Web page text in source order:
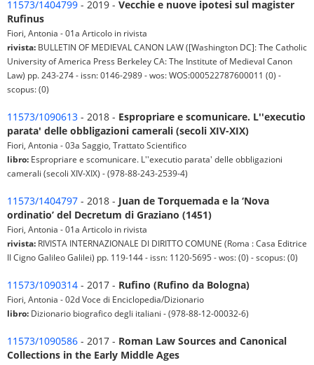
11573/1404799 - 2019 - Vecchie e nuove ipotesi sul magister
Rufinus
Fiori, Antonia - 01a Articolo in rivista
rivista: BULLETIN OF MEDIEVAL CANON LAW ([Washington DC]: The Catholic
University of America Press Berkeley CA: The Institute of Medieval Canon
Law) pp. 243-274 - issn: 0146-2989 - wos: WOS:000522787600011 (0) -
scopus: (0)
11573/1090613 - 2018 - Espropriare e scomunicare. L''executio
parata' delle obbligazioni camerali (secoli XIV-XIX)
Fiori, Antonia - 03a Saggio, Trattato Scientifico
libro: Espropriare e scomunicare. L''executio parata' delle obbligazioni
camerali (secoli XIV-XIX) - (978-88-243-2539-4)
11573/1404797 - 2018 - Juan de Torquemada e la ‘Nova
ordinatio’ del Decretum di Graziano (1451)
Fiori, Antonia - 01a Articolo in rivista
rivista: RIVISTA INTERNAZIONALE DI DIRITTO COMUNE (Roma : Casa Editrice
II Cigno Galileo Galilei) pp. 119-144 - issn: 1120-5695 - wos: (0) - scopus: (0)
11573/1090314 - 2017 - Rufino (Rufino da Bologna)
Fiori, Antonia - 02d Voce di Enciclopedia/Dizionario
libro: Dizionario biografico degli italiani - (978-88-12-00032-6)
11573/1090586 - 2017 - Roman Law Sources and Canonical
Collections in the Early Middle Ages